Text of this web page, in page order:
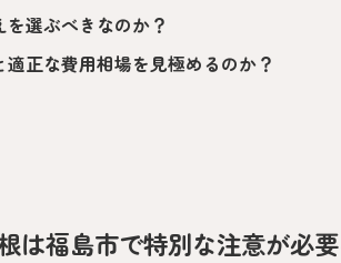
選ぶべきなのか？
正な費用相場を見極めるのか？
は福島市で特別な注意が必